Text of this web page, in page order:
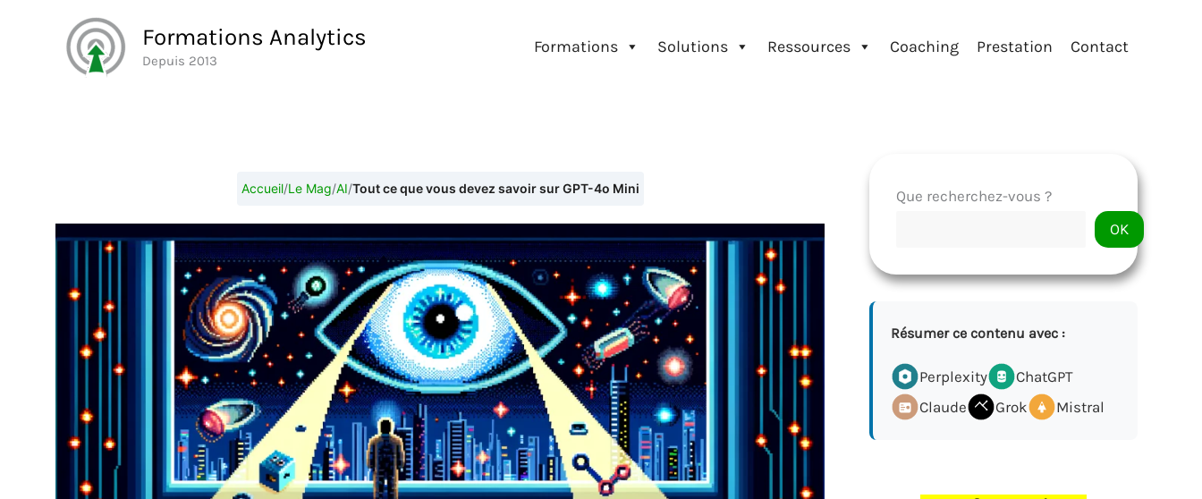
Formations Analytics
Depuis 2013
Formations Solutions Ressources Coaching Prestation Contact
Accueil/Le Mag/AI/Tout ce que vous devez savoir sur GPT-4o Mini
Que recherchez-vous ?
OK
Résumer ce contenu avec :
Perplexity
ChatGPT
Claude
Grok Mistral